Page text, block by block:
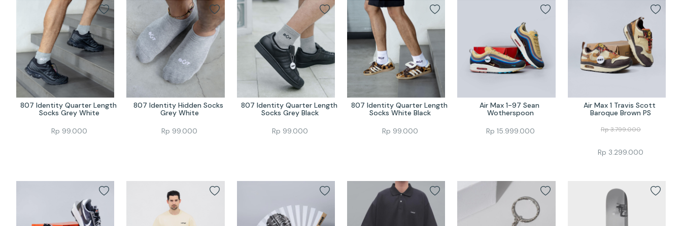
807 Identity Quarter Length
Socks Grey White
Rp 99.000
807 Identity Hidden Socks
Grey White
Rp 99.000
807 Identity Quarter Length
Socks Grey Black
Rp 99.000
807 Identity Quarter Length
Socks White Black
Rp 99.000
Air Max 1-97 Sean
Wotherspoon
Rp 15.999.000
Air Max 1 Travis Scott
Baroque Brown PS
Rp3.799.000
Rp 3.299.000